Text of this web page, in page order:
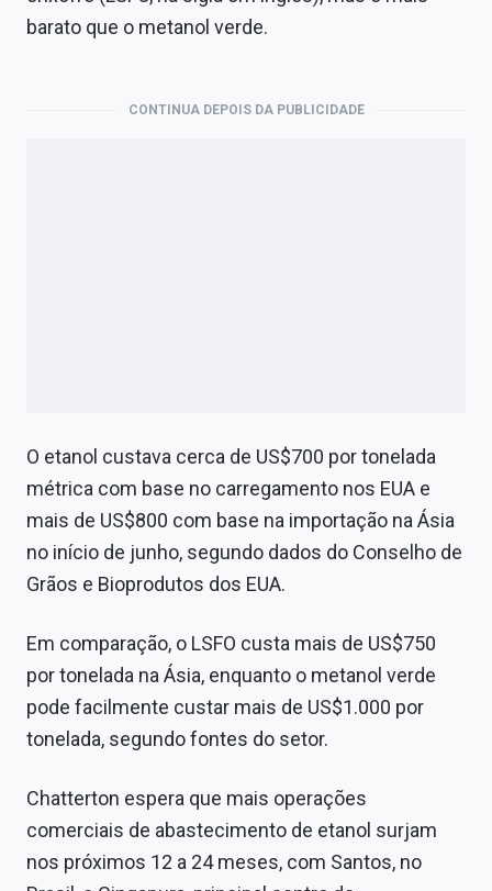
barato que o metanol verde.
CONTINUA DEPOIS DA PUBLICIDADE
O etanol custava cerca de US$700 por tonelada
métrica com base no carregamento nos EUA e
mais de US$800 com base na importação na Ásia
no início de junho, segundo dados do Conselho de
Grãos e Bioprodutos dos EUA.
Em comparação, o LSFO custa mais de US$750
por tonelada na Ásia, enquanto o metanol verde
pode facilmente custar mais de US$1.000 por
tonelada, segundo fontes do setor.
Chatterton espera que mais operações
comerciais de abastecimento de etanol surjam
nos próximos 12 a 24 meses, com Santos, no